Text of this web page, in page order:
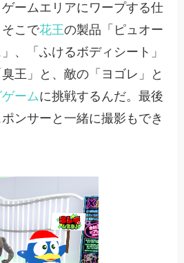
ームエリアにワープする仕
こで花王の製品「ピュオー
、「ふけるボディシート」
王」と、敵の「ヨゴレ」と
ームに挑戦するんだ。最後
ンサーと一緒に撮影もでき